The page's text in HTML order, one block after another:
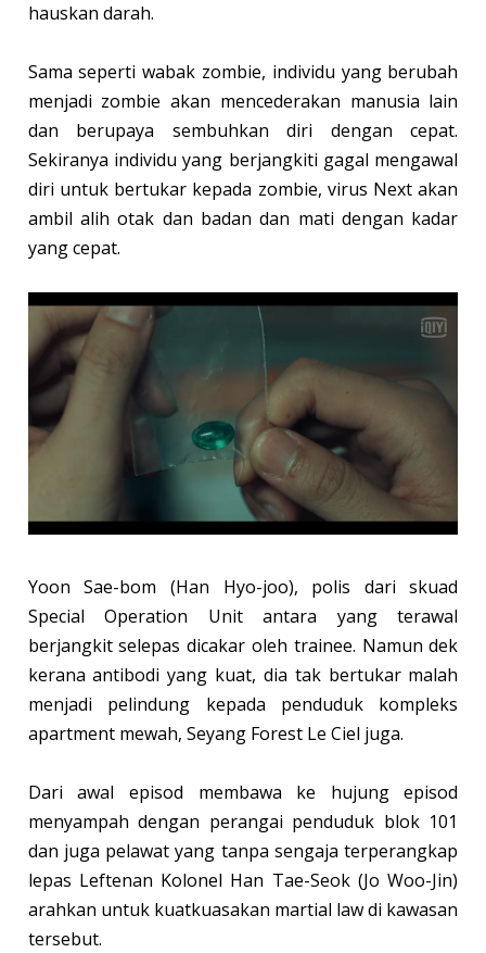
hauskan darah.
Sama seperti wabak zombie, individu yang berubah
menjadi zombie akan mencederakan manusia lain
dan berupaya sembuhkan diri dengan cepat.
Sekiranya individu yang berjangkiti gagal mengawal
diri untuk bertukar kepada zombie, virus Next akan
ambil alih otak dan badan dan mati dengan kadar
yang cepat.
Yoon Sae-bom (Han Hyo-joo), polis dari skuad
Special Operation Unit antara yang terawal
berjangkit selepas dicakar oleh trainee. Namun dek
kerana antibodi yang kuat, dia tak bertukar malah
menjadi pelindung kepada penduduk kompleks
apartment mewah, Seyang Forest Le Ciel juga.
Dari awal episod membawa ke hujung episod
menyampah dengan perangai penduduk blok 101
dan juga pelawat yang tanpa sengaja terperangkap
lepas Leftenan Kolonel Han Tae-Seok (Jo Woo-Jin)
arahkan untuk kuatkuasakan martial law di kawasan
tersebut.